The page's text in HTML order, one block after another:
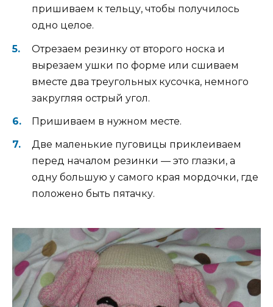
пришиваем к тельцу, чтобы получилось
одно целое.
Отрезаем резинку от второго носка и
вырезаем ушки по форме или сшиваем
вместе два треугольных кусочка, немного
закругляя острый угол.
Пришиваем в нужном месте.
Две маленькие пуговицы приклеиваем
перед началом резинки — это глазки, а
одну большую у самого края мордочки, где
положено быть пятачку.